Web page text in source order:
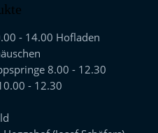
- 14.00 Hofladen
8.00 - 12.30
- 12.30